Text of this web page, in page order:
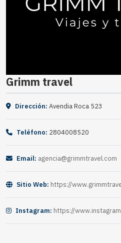
Grimm travel
Dirección: Avendia Roca 523
Teléfono: 2804008520
Email: agencia@grimmtravel.com
Sitio Web: https://
Instagram: https://